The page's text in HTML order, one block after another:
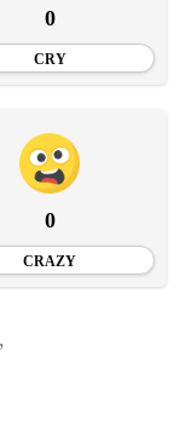
0
CRY
0
CRAZY